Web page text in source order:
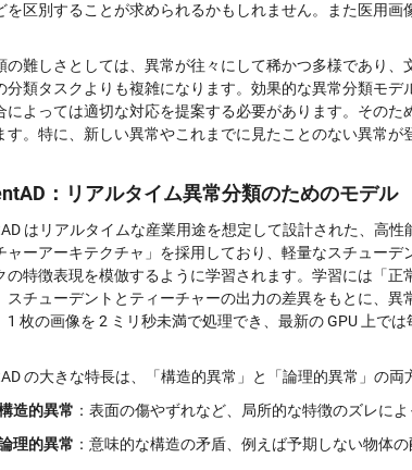
を区別することが求められるかもしれません。また医用画
の難しさとしては、異常が往々にして稀かつ多様であり
分類タスクよりも複雑になります。効果的な異常分類モ
によっては適切な対応を提案する必要があります。その
す。特に、新しい異常やこれまでに見たことのない異常が
：リアルタイム異常分類のためのモデル
はリアルタイムな産業用途を想定して設計された、高
ャーアーキテクチャ」を採用しており、軽量なスチュー
の特徴表現を模倣するように学習されます。学習には「
スチューデントとティーチャーの出力の差異をもとに、
1 枚の画像を 2 ミリ秒未満で処理でき、最新の GPU 上で
の大きな特長は、「構造的異常」と「論理的異常」の両
造的異常 ：表面の傷やずれなど、局所的な特徴のズレによ
理的異常 ：意味的な構造の矛盾、例えば予期しない物体の